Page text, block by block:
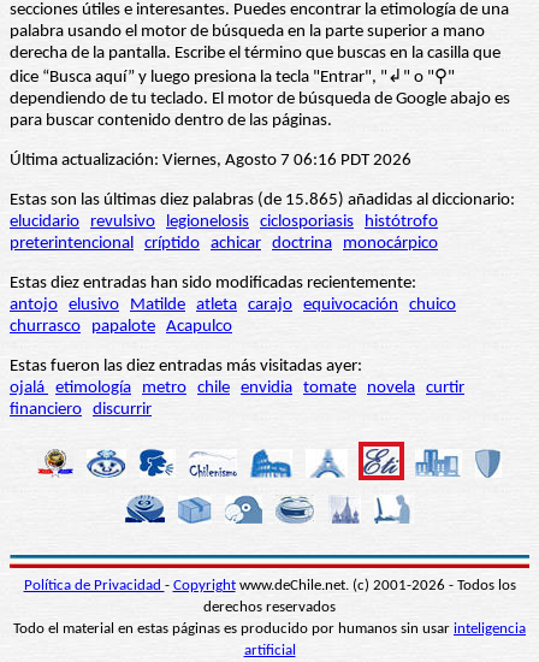
secciones útiles e interesantes. Puedes encontrar la etimología de una
palabra usando el motor de búsqueda en la parte superior a mano
derecha de la pantalla. Escribe el término que buscas en la casilla que
dice “Busca aquí” y luego presiona la tecla "Entrar", "↲" o "⚲"
dependiendo de tu teclado. El motor de búsqueda de Google abajo es
para buscar contenido dentro de las páginas.
Última actualización: Viernes, Agosto 7 06:16 PDT 2026
Estas son las últimas diez palabras (de 15.865) añadidas al diccionario:
elucidario
revulsivo legionelosis ciclosporiasis
histótrofo
preterintencional críptido achicar doctrina monocárpico
Estas diez entradas han sido modificadas recientemente:
antojo elusivo Matilde atleta carajo equivocación
chuico
churrasco
papalote Acapulco
Estas fueron las diez entradas más visitadas ayer:
ojalá etimología metro chile envidia tomate novela curtir
financiero discurrir
Política de Privacidad - Copyrightwww.deChile.net. (c) 2001-2026 - Todos los
derechos reservados
Todo el material en estas páginas es producido por humanos sin usar inteligencia
artificial